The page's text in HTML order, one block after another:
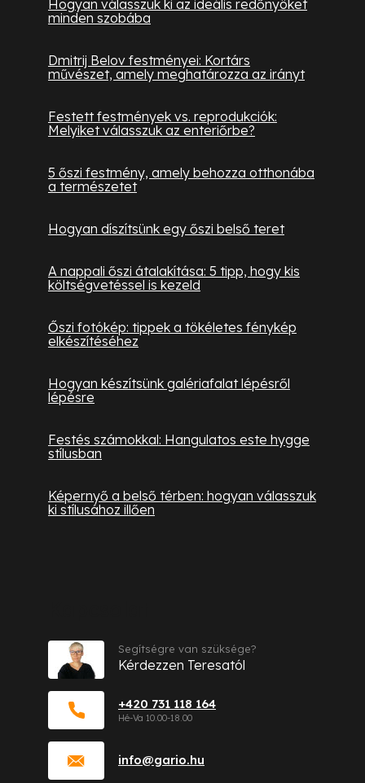
Hogyan válasszuk ki az ideális redőnyöket
minden szobába
Dmitrij Belov festményei: Kortárs
művészet, amely meghatározza az irányt
Festett festmények vs. reprodukciók:
Melyiket válasszuk az enteriőrbe?
5 őszi festmény, amely behozza otthonába
a természetet
Hogyan díszítsünk egy őszi belső teret
A nappali őszi átalakítása: 5 tipp, hogy kis
költségvetéssel is kezeld
Őszi fotókép: tippek a tökéletes fénykép
elkészítéséhez
Hogyan készítsünk galériafalat lépésről
lépésre
Festés számokkal: Hangulatos este hygge
stílusban
Képernyő a belső térben: hogyan válasszuk
ki stílusához illően
info@gario.hu
+420 731 118 164
Segítségre van szüksége?
Kérdezzen Teresatól